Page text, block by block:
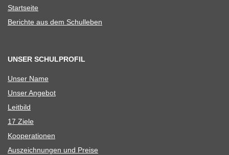
Start­seite
Berichte aus dem Schulleben
UNSER SCHULPROFIL
Unser Name
Unser Ange­bot
Leit­bild
17 Ziele
Koope­ra­tio­nen
Aus­zeich­nun­gen und Preise